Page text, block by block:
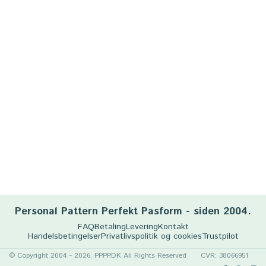
Personal Pattern Perfekt Pasform - siden 2004.
FAQBetalingLeveringKontakt
HandelsbetingelserPrivatlivspolitik og cookiesTrustpilot
© Copyright 2004 - 2026, PPPP.DK All Rights Reserved CVR: 38066951